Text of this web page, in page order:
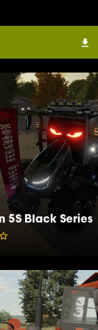
5S Black Series